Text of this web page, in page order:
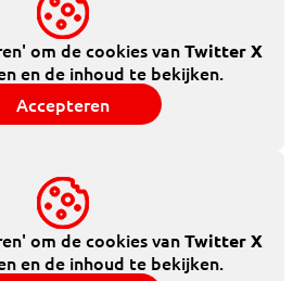
om de cookies vanTwitter X
en de inhoud te bekijken.
Accepteren
om de cookies vanTwitter X
en de inhoud te bekijken.